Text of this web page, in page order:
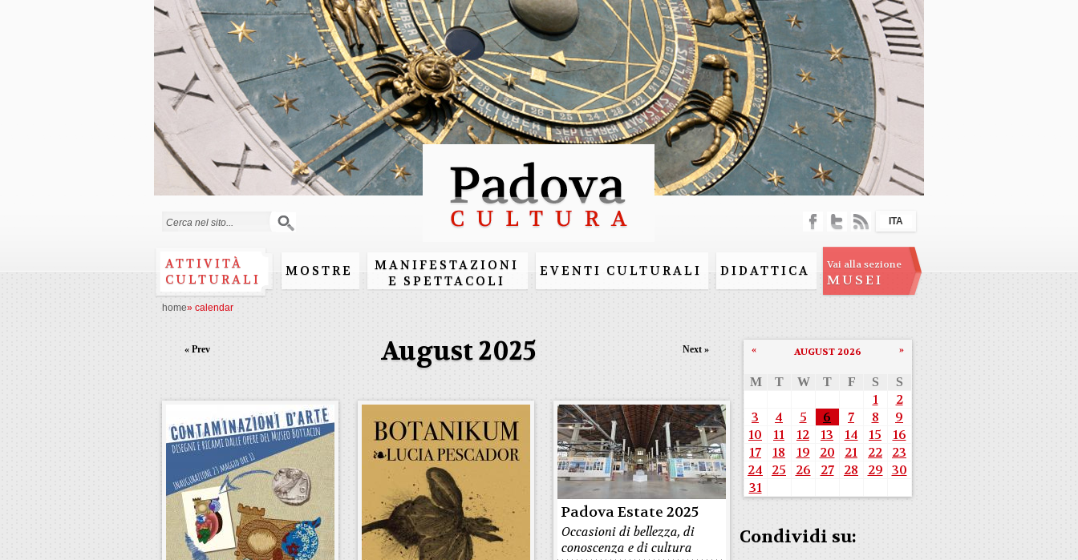
Skip to
main
content
ATTIVITÀ
CULTURALI
MOSTRE
MANIFESTAZIONI
E SPETTACOLI
EVENTI CULTURALI DIDATTICA Vai alla sezione
MUSEI
ITA
home» calendar
August 2025
« Prev Next »
Padova Estate 2025
Occasioni di bellezza, di
conoscenza e di cultura
AUGUST 2026
« »
M T W T F S S
1
2
3
4 5 6 7 8
9
10
11 12 13 14 15
16
17
18 19 20 21 22
23
24
25 26 27 28 29 30
31
Condividi su: